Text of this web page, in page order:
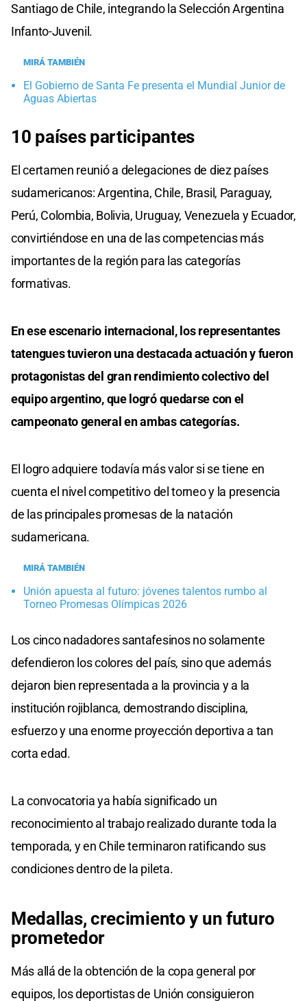
Santiago de Chile, integrando la Selección Argentina
Infanto-Juvenil.
MIRÁ TAMBIÉN
El Gobierno de Santa Fe presenta el Mundial Junior de
Aguas Abiertas
10 países participantes
El certamen reunió a delegaciones de diez países
sudamericanos: Argentina, Chile, Brasil, Paraguay,
Perú, Colombia, Bolivia, Uruguay, Venezuela y Ecuador,
convirtiéndose en una de las competencias más
importantes de la región para las categorías
formativas.
En ese escenario internacional, los representantes
tatengues tuvieron una destacada actuación y fueron
protagonistas del gran rendimiento colectivo del
equipo argentino, que logró quedarse con el
campeonato general en ambas categorías.
El logro adquiere todavía más valor si se tiene en
cuenta el nivel competitivo del torneo y la presencia
de las principales promesas de la natación
sudamericana.
MIRÁ TAMBIÉN
Unión apuesta al futuro: jóvenes talentos rumbo al
Torneo Promesas Olímpicas 2026
Los cinco nadadores santafesinos no solamente
defendieron los colores del país, sino que además
dejaron bien representada a la provincia y a la
institución rojiblanca, demostrando disciplina,
esfuerzo y una enorme proyección deportiva a tan
corta edad.
La convocatoria ya había significado un
reconocimiento al trabajo realizado durante toda la
temporada, y en Chile terminaron ratificando sus
condiciones dentro de la pileta.
Medallas, crecimiento y un futuro
prometedor
Más allá de la obtención de la copa general por
equipos, los deportistas de Unión consiguieron